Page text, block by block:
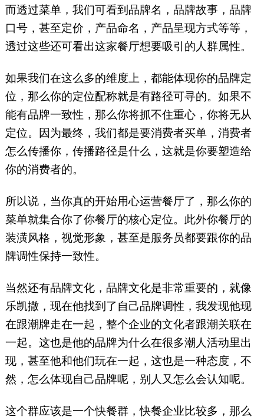
而透过菜单，我们可看到品牌名，品牌故事，品牌
口号，甚至定价，产品命名，产品呈现方式等等，
透过这些还可看出这家餐厅想要吸引的人群属性。
如果我们在这么多的维度上，都能体现你的品牌定
位，那么你的定位配称就是有路径可寻的。如果不
能有品牌一致性，那么你将抓不住重心，你将无从
定位。因为最终，我们都是要消费者买单，消费者
怎么传播你，传播路径是什么，这就是你要塑造给
你的消费者的。
所以说，当你真的开始用心运营餐厅了，那么你的
菜单就集合你了你餐厅的核心定位。此外你餐厅的
装潢风格，视觉形象，甚至是服务员都要跟你的品
牌调性保持一致性。
当然还有品牌文化，品牌文化是非常重要的，就像
乐凯撒，现在他找到了自己品牌调性，我发现他现
在跟潮牌走在一起，整个企业的文化者跟潮关联在
一起。这也是他的品牌为什么在很多潮人活动里出
现，甚至他和他们玩在一起，这也是一种态度，不
然，怎么体现自己品牌呢，别人又怎么会认知呢。
这个群应该是一个快餐群，快餐企业比较多，那么